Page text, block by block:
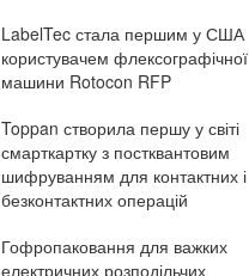
LabelTec стала першим у США
користувачем флексографічної
машини Rotocon RFP
Toppan створила першу у світі
смарткартку з постквантовим
шифруванням для контактних і
безконтактних операцій
Гофропаковання для важких
електричних розподільчих